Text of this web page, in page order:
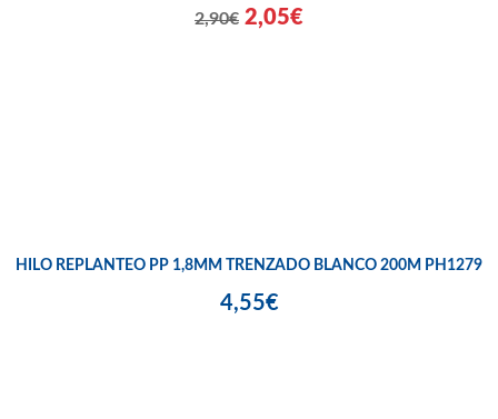
2,90€ 2,05€
HILO REPLANTEO PP 1,8MM TRENZADO BLANCO 200M PH1279
4,55€